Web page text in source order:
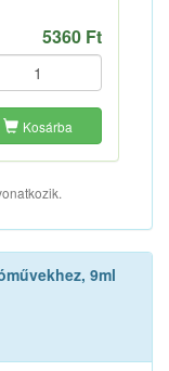
5360 Ft
Kosárba
9ml